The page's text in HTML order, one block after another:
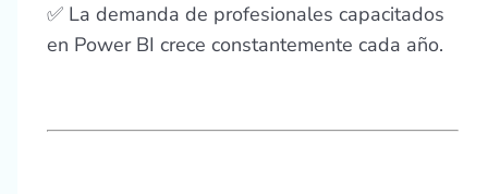
✅ La demanda de profesionales capacitados
en Power BI crece constantemente cada año.